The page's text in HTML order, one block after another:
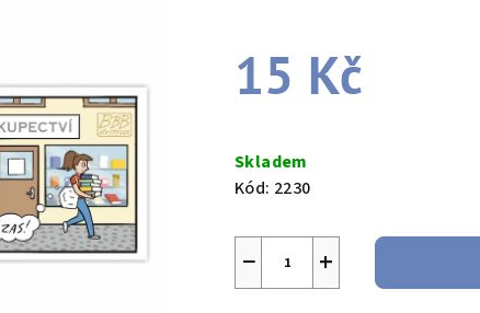
15 Kč
cena:
Skladem
Kód: 2230
+
−